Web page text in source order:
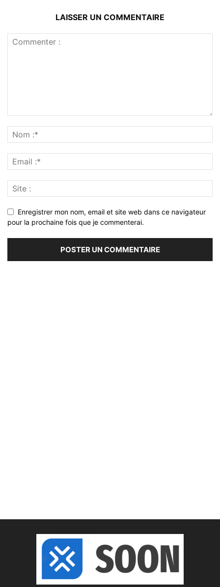
LAISSER UN COMMENTAIRE
Enregistrer mon nom, email et site web dans ce navigateur
pour la prochaine fois que je commenterai.